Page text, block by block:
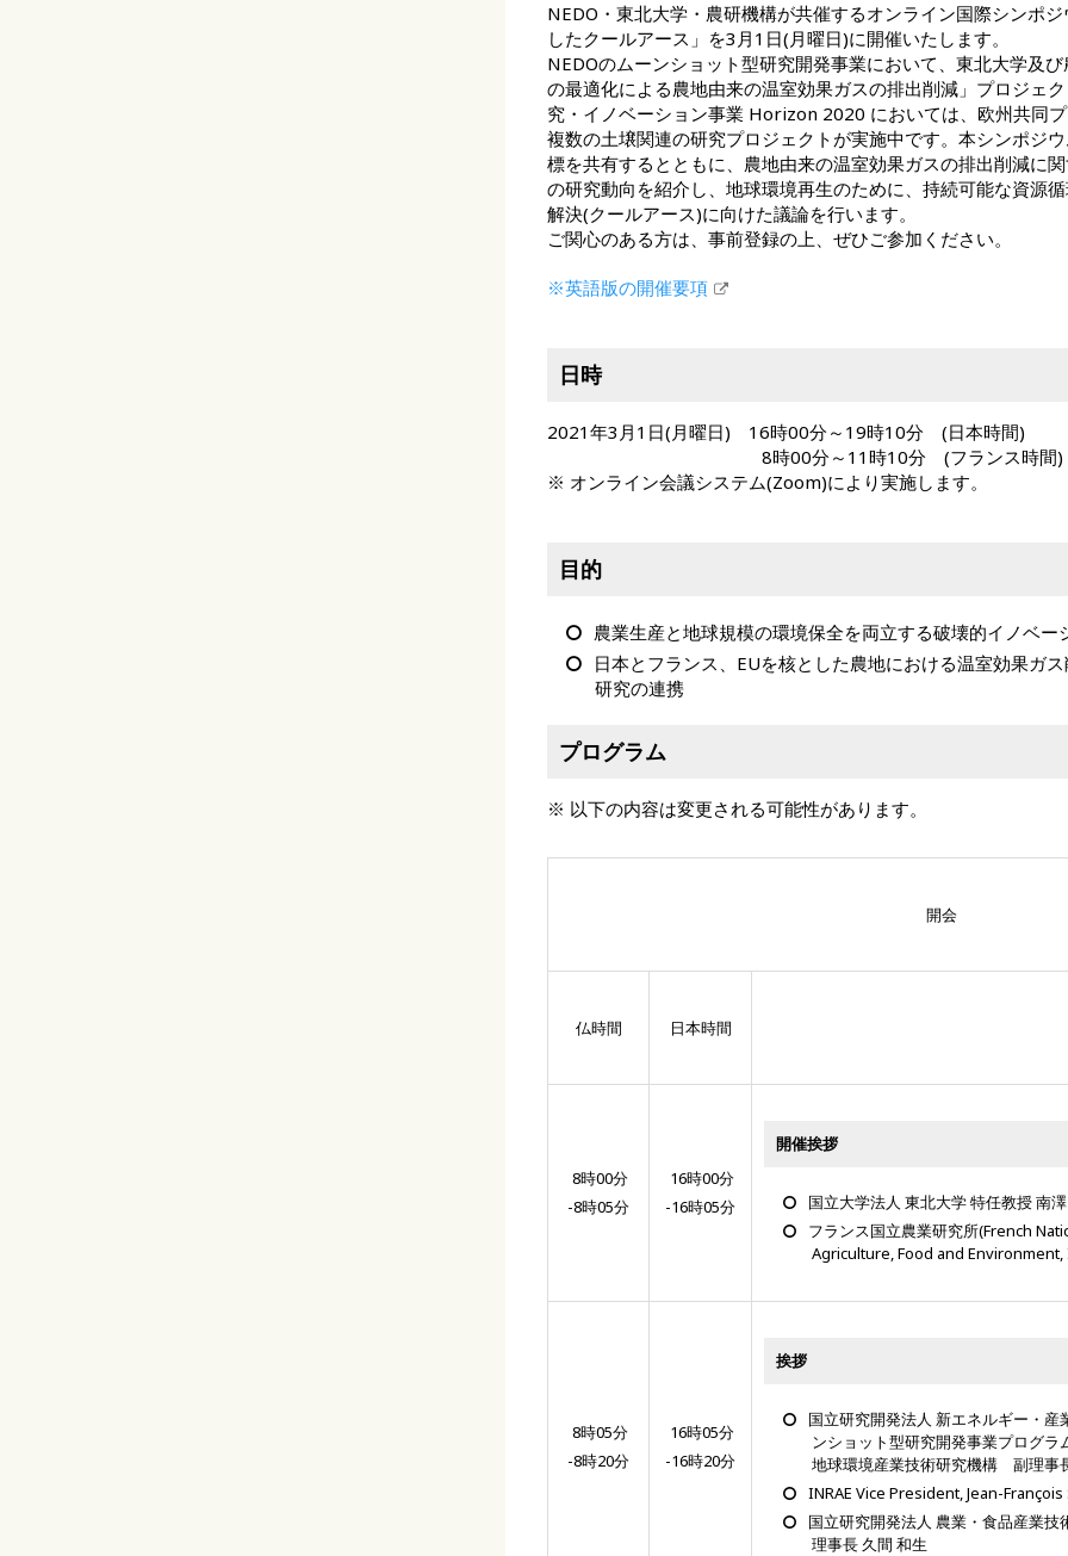
NEDO・東北大学・農研機構が共催するオンライン国際シンポ
したクールアース」を3月1日(月曜日)に開催いたします。
NEDOのムーンショット型研究開発事業において、東北大学及
の最適化による農地由来の温室効果ガスの排出削減」プロジェ
究・イノベーション事業 Horizon 2020 においては、欧州共同
複数の土壌関連の研究プロジェクトが実施中です。本シンポジ
標を共有するとともに、農地由来の温室効果ガスの排出削減に
の研究動向を紹介し、地球環境再生のために、持続可能な資源
解決(クールアース)に向けた議論を行います。
ご関心のある方は、事前登録の上、ぜひご参加ください。
※英語版の開催要項
日時
2021年3月1日(月曜日) 16時00分～19時10分 (日本時間)
8時00分～11時10分 (フランス時間)
※ オンライン会議システム(Zoom)により実施します。
目的
農業生産と地球規模の環境保全を両立する破壊的イノベ
日本とフランス、EUを核とした農地における温室効果ガ
研究の連携
プログラム
※ 以下の内容は変更される可能性があります。
開会
仏時間 日本時間
8時00分
-8時05分
16時00分
-16時05分
開催挨拶
国立大学法人 東北大学 特任教授 南
フランス国立農業研究所(French
Agriculture, Food and Environment,
8時05分
-8時20分
16時05分
-16時20分
挨拶
国立研究開発法人 新エネルギー・
ンショット型研究開発事業プログ
地球環境産業技術研究機構 副理事
INRAE Vice President, Jean-
国立研究開発法人 農業・食品産業
理事長 久間 和生